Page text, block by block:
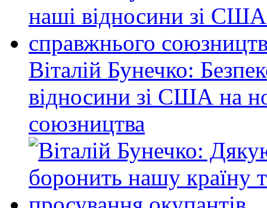
Віталій Бунечко:
відносини зі США на
союзництва